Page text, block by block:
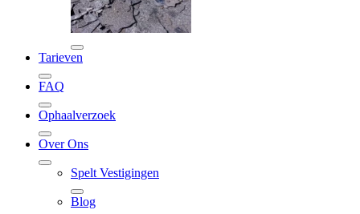
Tarieven
FAQ
Ophaalverzoek
Over Ons
Spelt Vestigingen
Blog